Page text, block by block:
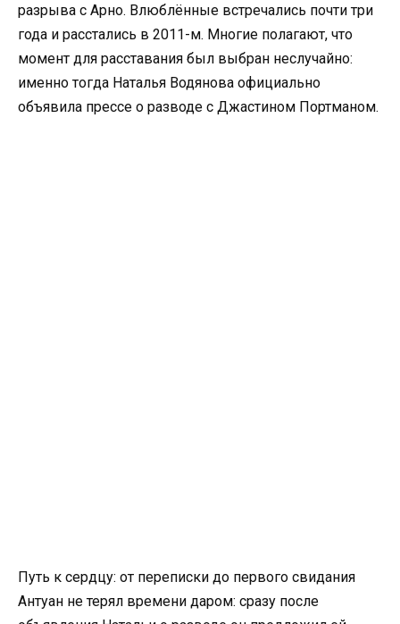
разрыва с Арно. Влюблённые встречались почти три
года и расстались в 2011-м. Многие полагают, что
момент для расставания был выбран неслучайно:
именно тогда Наталья Водянова официально
объявила прессе о разводе с Джастином Портманом.
Путь к сердцу: от переписки до первого свидания
Антуан не терял времени даром: сразу после